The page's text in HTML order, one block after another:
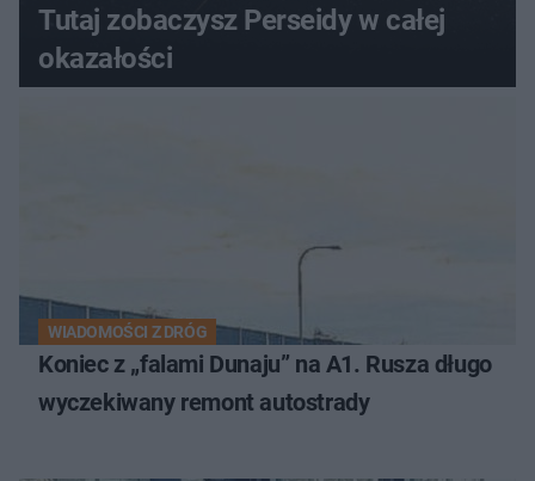
Tutaj zobaczysz Perseidy w całej
okazałości
WIADOMOŚCI Z DRÓG
Koniec z „falami Dunaju” na A1. Rusza długo
wyczekiwany remont autostrady